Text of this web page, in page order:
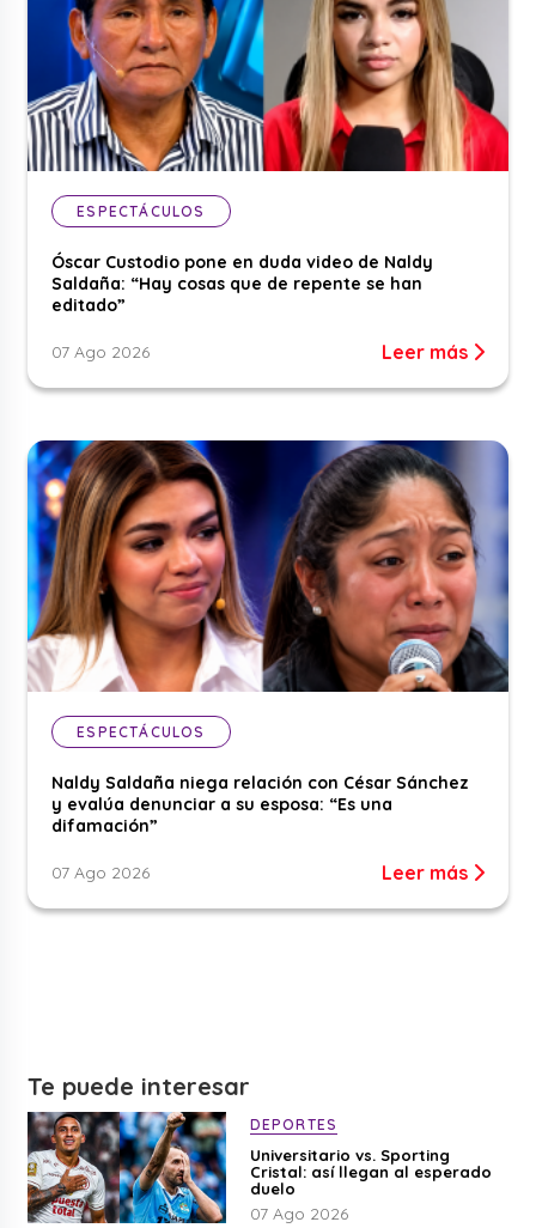
ESPECTÁCULOS
Óscar Custodio pone en duda video de Naldy
Saldaña: “Hay cosas que de repente se han
editado”
07 Ago 2026 Leer más
ESPECTÁCULOS
Naldy Saldaña niega relación con César Sánchez
y evalúa denunciar a su esposa: “Es una
difamación”
07 Ago 2026 Leer más
Te puede interesar
DEPORTES
Universitario vs. Sporting
Cristal: así llegan al esperado
duelo
07 Ago 2026